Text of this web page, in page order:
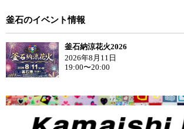
釜石のイベント情報
釜石納涼花火2026
2026年8月11日
19:00〜20:00